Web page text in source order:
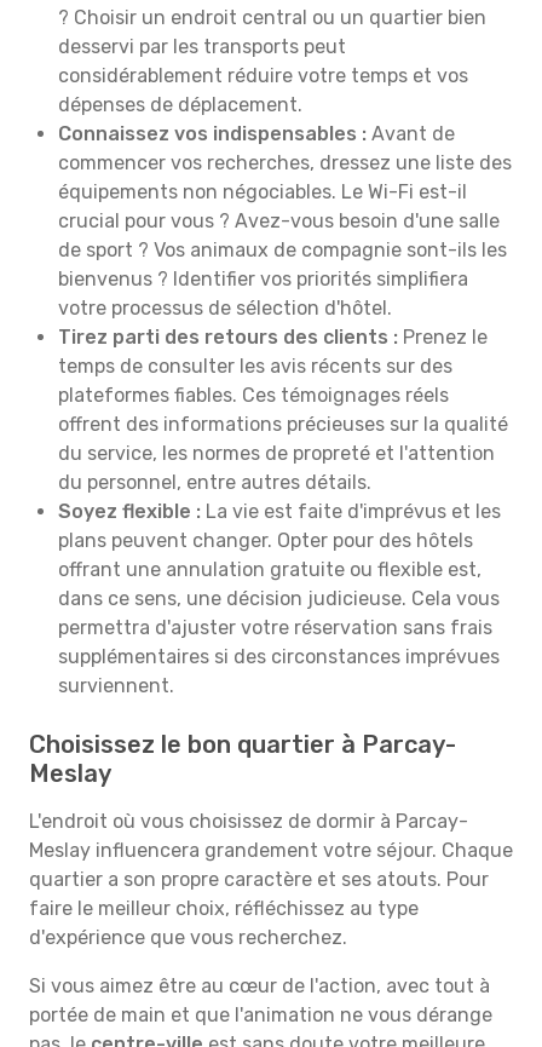
? Choisir un endroit central ou un quartier bien
desservi par les transports peut
considérablement réduire votre temps et vos
dépenses de déplacement.
Connaissez vos indispensables : Avant de
commencer vos recherches, dressez une liste des
équipements non négociables. Le Wi-Fi est-il
crucial pour vous ? Avez-vous besoin d'une salle
de sport ? Vos animaux de compagnie sont-ils les
bienvenus ? Identifier vos priorités simplifiera
votre processus de sélection d'hôtel.
Tirez parti des retours des clients : Prenez le
temps de consulter les avis récents sur des
plateformes fiables. Ces témoignages réels
offrent des informations précieuses sur la qualité
du service, les normes de propreté et l'attention
du personnel, entre autres détails.
Soyez flexible : La vie est faite d'imprévus et les
plans peuvent changer. Opter pour des hôtels
offrant une annulation gratuite ou flexible est,
dans ce sens, une décision judicieuse. Cela vous
permettra d'ajuster votre réservation sans frais
supplémentaires si des circonstances imprévues
surviennent.
Choisissez le bon quartier à Parcay-
Meslay
L'endroit où vous choisissez de dormir à Parcay-
Meslay influencera grandement votre séjour. Chaque
quartier a son propre caractère et ses atouts. Pour
faire le meilleur choix, réfléchissez au type
d'expérience que vous recherchez.
Si vous aimez être au cœur de l'action, avec tout à
portée de main et que l'animation ne vous dérange